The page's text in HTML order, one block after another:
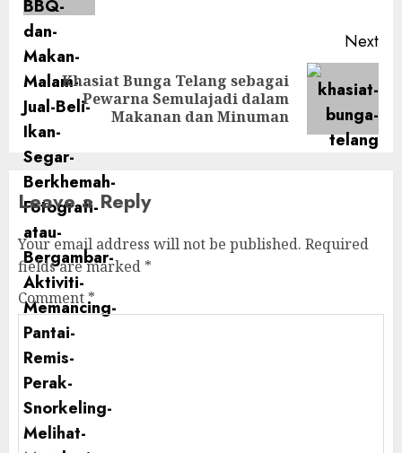
Next
Next
post:
Khasiat Bunga Telang sebagai
Pewarna Semulajadi dalam
Makanan dan Minuman
Leave a Reply
Your email address will not be published. Required
fields are marked *
Comment*